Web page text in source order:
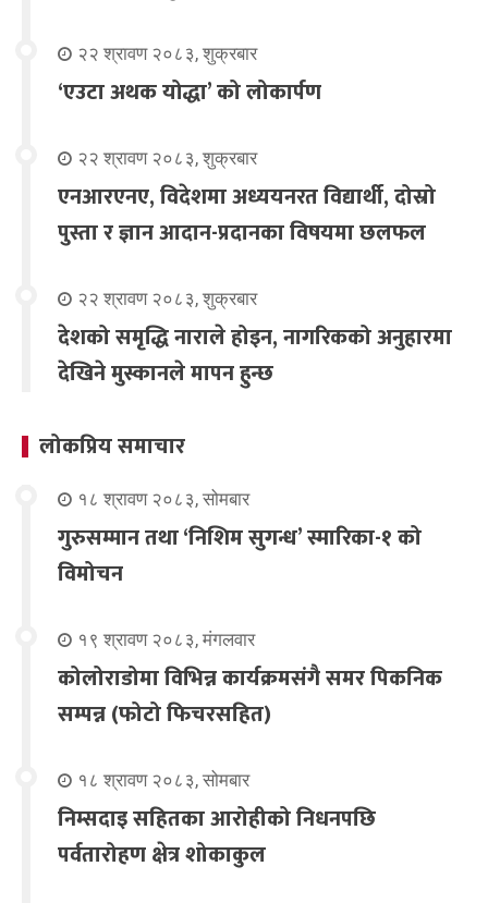
२२ श्रावण २०८३, शुक्रबार
‘एउटा अथक योद्धा’ को लोकार्पण
२२ श्रावण २०८३, शुक्रबार
एनआरएनए, विदेशमा अध्ययनरत विद्यार्थी, दोस्रो
पुस्ता र ज्ञान आदान-प्रदानका विषयमा छलफल
२२ श्रावण २०८३, शुक्रबार
देशको समृद्धि नाराले होइन, नागरिकको अनुहारमा
देखिने मुस्कानले मापन हुन्छ
लोकप्रिय समाचार
१८ श्रावण २०८३, सोमबार
गुरुसम्मान तथा ‘निशिम सुगन्ध’ स्मारिका-१ को
विमोचन
१९ श्रावण २०८३, मंगलवार
कोलोराडोमा विभिन्न कार्यक्रमसंगै समर पिकनिक
सम्पन्न (फोटो फिचरसहित)
१८ श्रावण २०८३, सोमबार
निम्सदाइ सहितका आरोहीको निधनपछि
पर्वतारोहण क्षेत्र शोकाकुल